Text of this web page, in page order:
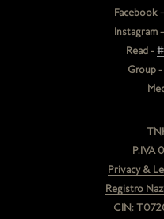
Facebook -
Instagram -
Read -
Group -
P.IVA
Privacy &
Registro
CIN: